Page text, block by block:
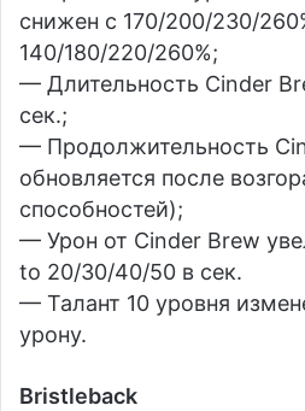
снижен с 170/200/230/
140/180/220/260%;
— Длительность Cinder
сек.;
— Продолжительность
обновляется после
способностей);
— Урон от Cinder Brew
to 20/30/40/50 в сек.
— Талант 10 уровня
урону.
Bristleback